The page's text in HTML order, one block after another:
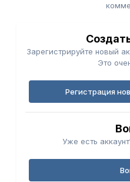
Зарегистрируйте новый
Это
Регистрация
Уже есть